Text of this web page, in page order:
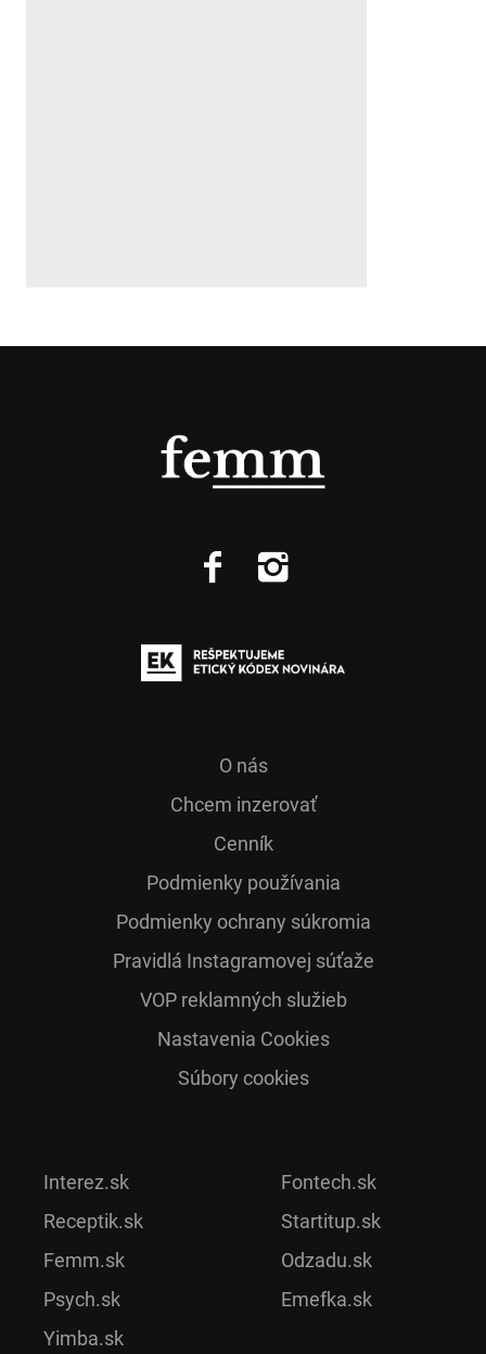
O nás
Chcem inzerovať
Cenník
Podmienky používania
Podmienky ochrany súkromia
Pra­vidlá Ins­ta­gra­mo­vej sú­ťaže
VOP reklamných služieb
Nastavenia Cookies
Súbory cookies
Interez.sk
Receptik.sk
Femm.sk
Psych.sk
Yimba.sk
Fontech.sk
Startitup.sk
Odzadu.sk
Emefka.sk